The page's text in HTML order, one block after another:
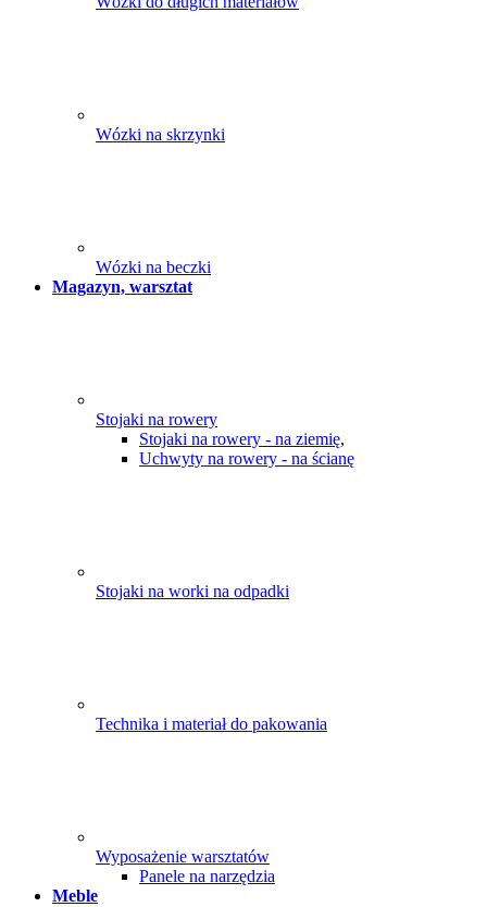
Wózki na skrzynki
Wózki na beczki
Magazyn, warsztat
Stojaki na rowery
Stojaki na rowery - na ziemię,
Uchwyty na rowery - na ścianę
Stojaki na worki na odpadki
Technika i materiał do pakowania
Wyposażenie warsztatów
Panele na narzędzia
Meble